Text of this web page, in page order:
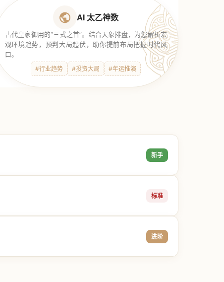
AI 太乙神数
古代皇家御用的“三式之首”。结合天象排盘，为您解析宏
观环境趋势，预判大局起伏，助你提前布局把握时代风
口。
#行业趋势 #投资大局 #年运推演
新手
标准
进阶